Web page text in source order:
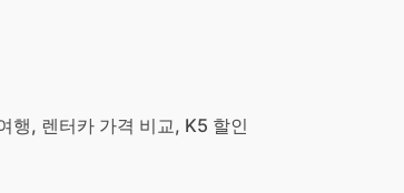
행, 렌터카 가격 비교, K5 할인